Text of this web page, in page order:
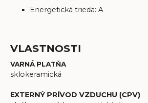
Energetická trieda: A
VLASTNOSTI
VARNÁ PLATŇA
sklokeramická
EXTERNÝ PRÍVOD VZDUCHU (CPV)